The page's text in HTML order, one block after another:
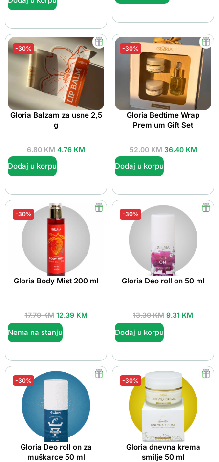
-30%
Gloria Balzam za usne 2,5
g
6.80KM 4.76 KM
Dodaj u korpu
-30%
Gloria Bedtime Wrap
Premium Gift Set
52.00KM 36.40 KM
Dodaj u korpu
-30%
Gloria Body Mist 200 ml
17.70KM 12.39 KM
Nema na stanju
-30%
Gloria Deo roll on 50 ml
13.30KM 9.31 KM
Dodaj u korpu
-30%
Gloria Deo roll on za
muškarce 50 ml
-30%
Gloria dnevna krema
smilje 50 ml